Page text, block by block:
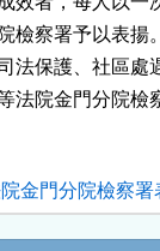
檢察署予以表揚
法保護、社區處
法院金門分院檢
金門分院檢察